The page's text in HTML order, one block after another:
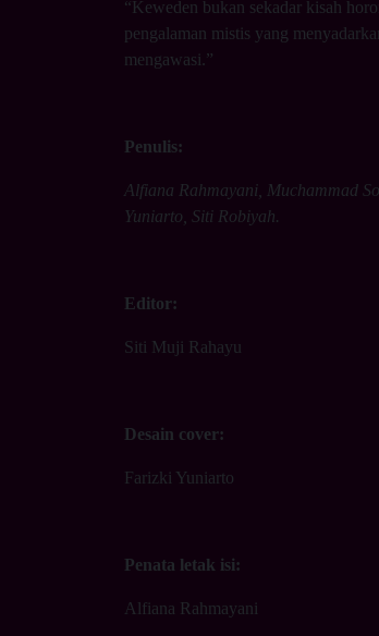
“Keweden bukan sekadar kisah
pengalaman mistis yang
mengawasi.”
Penulis:
Alfiana Rahmayani, Muchammad
Yuniarto, Siti Robiyah.
Editor:
Siti Muji Rahayu
Desain cover:
Farizki Yuniarto
Penata letak isi:
Alfiana Rahmayani